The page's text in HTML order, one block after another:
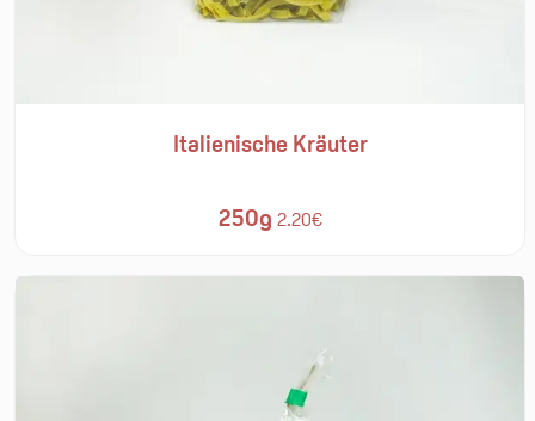
Italienische Kräuter
250g 2.20€